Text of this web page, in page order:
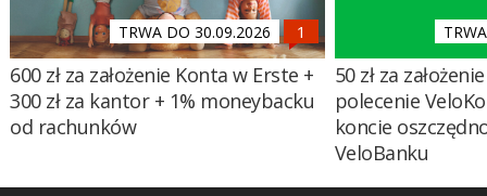
TRWA DO 30.09.2026
600 zł za założenie Konta w Erste +
300 zł za kantor + 1% moneybacku
od rachunków
50 zł za
polecenie
koncie
VeloBanku